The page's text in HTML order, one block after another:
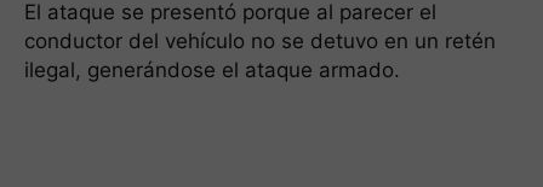
El ataque se presentó porque al parecer el
conductor del vehículo no se detuvo en un retén
ilegal, generándose el ataque armado.